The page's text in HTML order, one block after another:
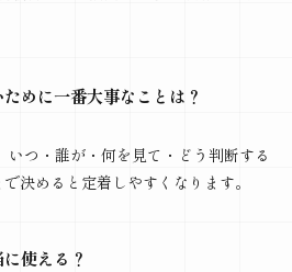
めに一番大事なことは？
いつ・誰が・何を見て・どう判断する
決めると定着しやすくなります。
使える？